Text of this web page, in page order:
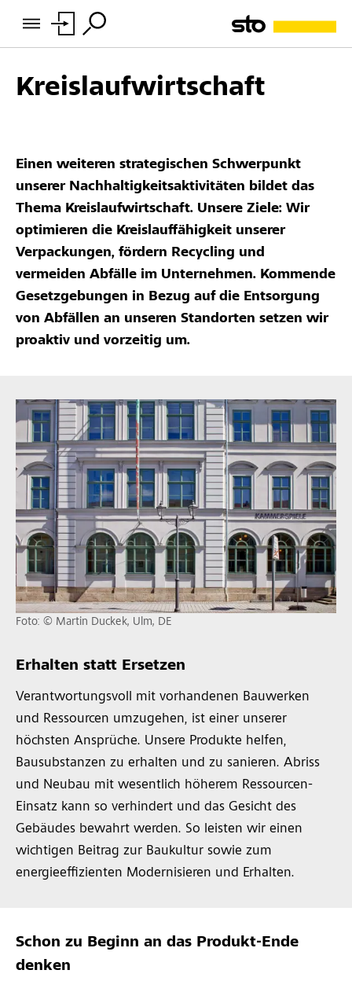
Kreislaufwirtschaft
Einen weiteren strategischen Schwerpunkt
unserer Nachhaltigkeitsaktivitäten bildet das
Thema Kreislaufwirtschaft. Unsere Ziele: Wir
optimieren die Kreislauffähigkeit unserer
Verpackungen, fördern Recycling und
vermeiden Abfälle im Unternehmen. Kommende
Gesetzgebungen in Bezug auf die Entsorgung
von Abfällen an unseren Standorten setzen wir
proaktiv und vorzeitig um.
Erhalten statt Ersetzen
Verantwortungsvoll mit vorhandenen Bauwerken
und Ressourcen umzugehen, ist einer unserer
höchsten Ansprüche. Unsere Produkte helfen,
Bausubstanzen zu erhalten und zu sanieren. Abriss
und Neubau mit wesentlich höherem Ressourcen-
Einsatz kann so verhindert und das Gesicht des
Gebäudes bewahrt werden. So leisten wir einen
wichtigen Beitrag zur Baukultur sowie zum
energieeffizienten Modernisieren und Erhalten.
Foto: © Martin Duckek, Ulm, DE
Schon zu Beginn an das Produkt-Ende
denken